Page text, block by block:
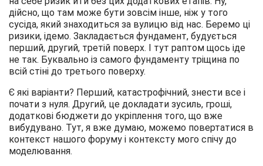
дійсно, що там може бути зовсім інше, ніж у того
сусіда, який знаходиться за вулицю від нас. Беремо ці
ризики, ідемо. Закладається фундамент, будується
перший, другий, третій поверх. І тут раптом щось іде
не так. Буквально із самого фундаменту тріщина по
всій стіні до третього поверху.
Є які варіанти? Перший, катастрофічний, знести все і
почати з нуля. Другий, це докладати зусиль, гроші,
додаткові бюджети до укріплення того, що вже
вибудувано. Тут, я вже думаю, можемо повертатися в
контекст нашого форуму і контексту мого спічу до
моделювання.